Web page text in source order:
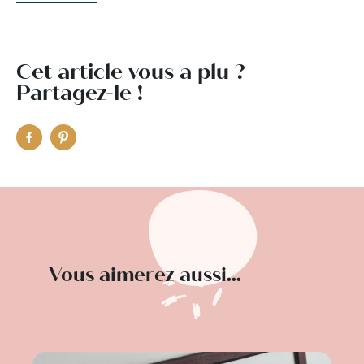
Cet article vous a plu ?
Partagez-le !
Vous aimerez aussi...